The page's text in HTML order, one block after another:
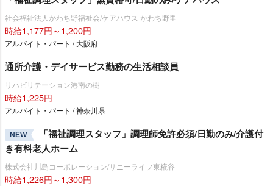
社会福祉法人かわち野福祉会/ケアハウス かわち野里
時給1,177円～1,200円
アルバイト・パート / 大阪府
通所介護・デイサービス勤務の生活相談員
リハビリテーション港南の樹
時給1,225円
アルバイト・パート / 神奈川県
NEW
「福祉調理スタッフ」調理師免許必須/日勤のみ/介護付
き有料老人ホーム
株式会社川島コーポレーション/サニーライフ東糀谷
時給1,226円～1,300円